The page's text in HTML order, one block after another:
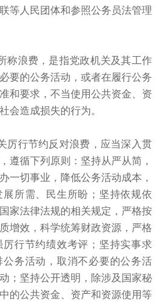
等人民团体和参照公务员法管理
浪费，是指党政机关及其工作
要的公务活动，或者在履行公务
和要求，不当使用公共资金、资
会造成损失的行为。
行节约反对浪费，应当深入贯
遵循下列原则：坚持从严从简，
一切事业，降低公务活动成本，
所需、民生所盼；坚持依规依
家法律法规的相关规定，严格按
增效，科学统筹财政资源，严格
行节约绩效考评； 坚持实事求
务活动，取消不必要的公务活
；坚持公开透明，除涉及国家秘
的公共资金、资产和资源使用等